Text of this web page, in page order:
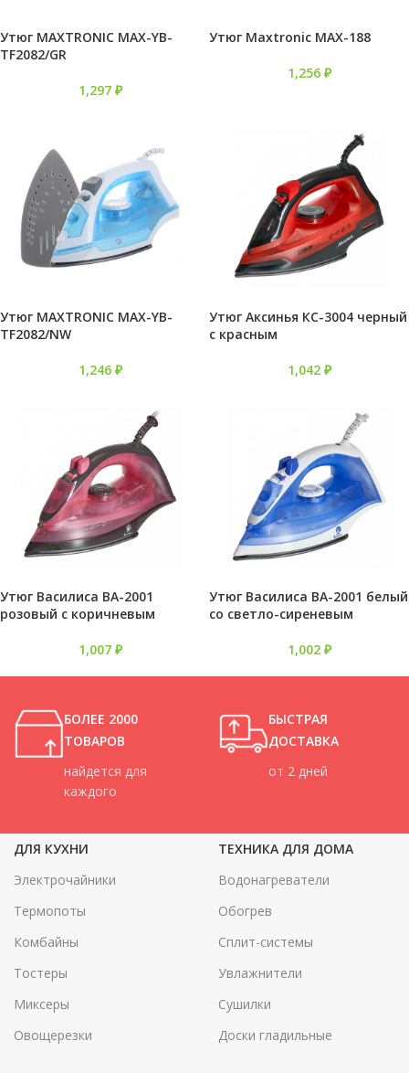
Утюг MAXTRONIC MAX-YB-
TF2082/GR
1,297 ₽
Утюг Maxtronic MAX-188
1,256 ₽
Утюг MAXTRONIC MAX-YB-
TF2082/NW
1,246 ₽
Утюг Аксинья КС-3004 черный
с красным
1,042 ₽
Утюг Василиса ВА-2001
розовый с коричневым
1,007 ₽
Утюг Василиса ВА-2001 белый
со светло-сиреневым
1,002 ₽
БОЛЕЕ 2000
ТОВАРОВ
найдется для
каждого
БЫСТРАЯ
ДОСТАВКА
от 2 дней
ДЛЯ КУХНИ
Электрочайники
Термопоты
Комбайны
Тостеры
Миксеры
Овощерезки
ТЕХНИКА ДЛЯ ДОМА
Водонагреватели
Обогрев
Сплит-системы
Увлажнители
Сушилки
Доски гладильные